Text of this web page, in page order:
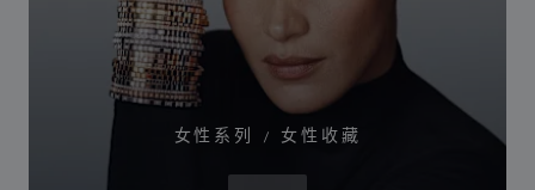
女性系列 / 女性收藏